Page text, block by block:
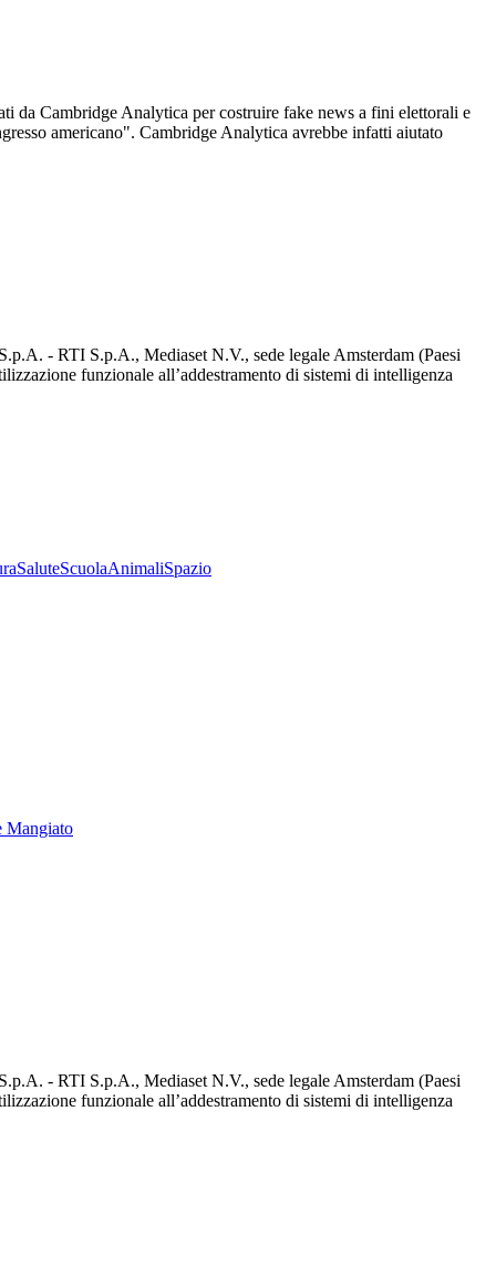
da Cambridge Analytica per costruire fake news a fini elettorali e
americano". Cambridge Analytica avrebbe infatti aiutato
- RTI S.p.A., Mediaset N.V., sede legale Amsterdam (Paesi
funzionale all’addestramento di sistemi di intelligenza
SaluteScuolaAnimaliSpazio
Mangiato
- RTI S.p.A., Mediaset N.V., sede legale Amsterdam (Paesi
funzionale all’addestramento di sistemi di intelligenza